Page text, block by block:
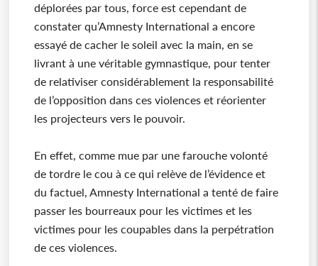
déplorées par tous, force est cependant de
constater qu’Amnesty International a encore
essayé de cacher le soleil avec la main, en se
livrant à une véritable gymnastique, pour tenter
de relativiser considérablement la responsabilité
de l’opposition dans ces violences et réorienter
les projecteurs vers le pouvoir.
En effet, comme mue par une farouche volonté
de tordre le cou à ce qui relève de l’évidence et
du factuel, Amnesty International a tenté de faire
passer les bourreaux pour les victimes et les
victimes pour les coupables dans la perpétration
de ces violences.